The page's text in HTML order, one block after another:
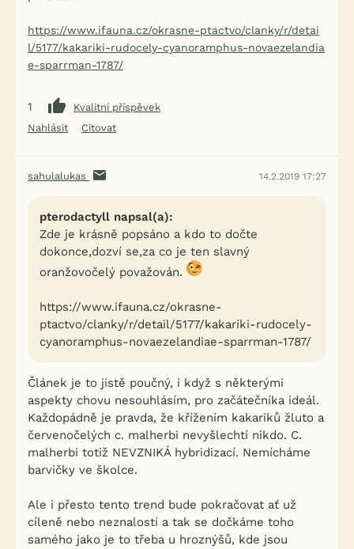
https://www.ifauna.cz/okrasne-ptactvo/clanky/r/detai
l/5177/kakariki-rudocely-cyanoramphus-novaezelandia
e-sparrman-1787/
1
Kvalitní příspěvek
Nahlásit
Citovat
sahulalukas 14.2.2019 17:27
pterodactyll napsal(a):
Zde je krásně popsáno a kdo to dočte
dokonce,dozví se,za co je ten slavný
oranžovočelý považován.
https://www.ifauna.cz/okrasne-
ptactvo/clanky/r/detail/5177/kakariki-rudocely-
cyanoramphus-novaezelandiae-sparrman-1787/
Článek je to jistě poučný, i když s některými
aspekty chovu nesouhlásím, pro začátečníka ideál.
Každopádně je pravda, že křížením kakariků žluto a
červenočelých c. malherbi nevyšlechtí nikdo. C.
malherbi totiž NEVZNIKÁ hybridizací. Nemícháme
barvičky ve školce.
Ale i přesto tento trend bude pokračovat ať už
cíleně nebo neznalostí a tak se dočkáme toho
samého jako je to třeba u hroznýšů, kde jsou